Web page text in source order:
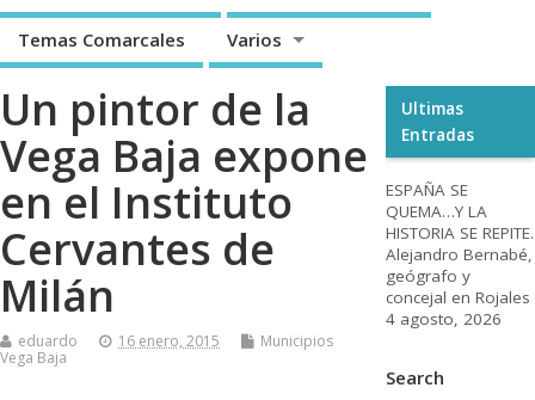
Temas Comarcales Varios
Un pintor de la
Vega Baja expone
en el Instituto
Cervantes de
Milán
eduardo 16 enero, 2015
Municipios
Vega Baja
Ultimas
Entradas
ESPAÑA SE
QUEMA…Y LA
HISTORIA SE REPITE.
Alejandro Bernabé,
geógrafo y
concejal en Rojales
4 agosto, 2026
Search